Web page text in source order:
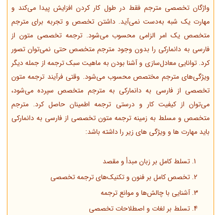
واژگان تخصصی مترجم فقط در طول کار کردن افزایش پیدا می‌کند و
مهارت یک شبه به‌دست نمی‌آید. داشتن تخصص و تجربه برای مترجم
متخصص یک امر الزامی محسوب می‌شود. ترجمه تخصصی متون از
فارسی به دانمارکی را بدون وجود مترجم متخصص حتی نمی‌توان تصور
کرد. توانایی معادل‌سازی و آشنا بودن به ماهیت سبک ترجمه از جمله دیگر
ویژگی‌های مترجم مختصص محسوب می‌شود. وقتی فرآیند ترجمه متون
تخصصی از فارسی به دانمارکی به مترجم متخصص سپرده می‌شود،
می‌توان از کیفیت کار و درستی ترجمه اطمینان حاصل کرد. مترجم
متخصص و مسلط به زمینه ترجمه متون تخصصی از فارسی به دانمارکی
باید مهارت ها و ویژگی های زیر را داشته باشد:
تسلط کامل بر زبان مبدأ و مقصد
تخصص کامل بر فنون و تکنیک‌های ترجمه تخصصی
آشنایی با چالش‌ها و موانع ترجمه
تسلط بر لغات و اصطلاحات تخصصی